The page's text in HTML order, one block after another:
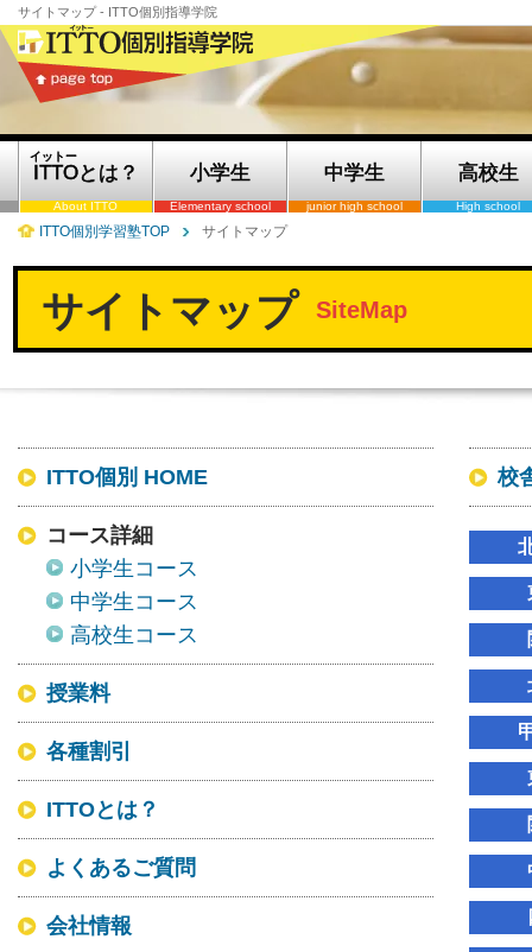
サイトマップ - ITTO個別指導学院
イットー
ITTOとは？
About ITTO
小学生
Elementary school
中学生
junior high school
高校生
High school
ITTO個別学習塾TOP サイトマップ
サイトマップ SiteMap
ITTO個別 HOME
コース詳細
小学生コース
中学生コース
高校生コース
授業料
各種割引
ITTOとは？
よくあるご質問
会社情報
校